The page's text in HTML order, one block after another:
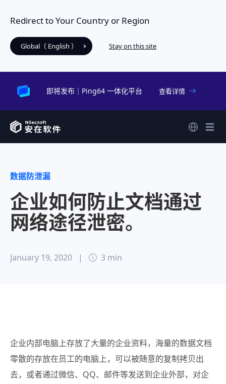
Redirect to Your Country or Region
Global（ English ） Stay on this site
即将发布｜Ping64 一体化平台 查看详情
数据防泄漏
企业如何防止文档通过
网络途径泄密。
January 19, 2020 | 3 min
企业内部电脑上存放了大量的企业资料，海量的数据文档
零散的存放在员工的电脑上，可以被随意的复制拷贝出
去，或者通过微信、QQ、邮件等发送到企业外部，对企